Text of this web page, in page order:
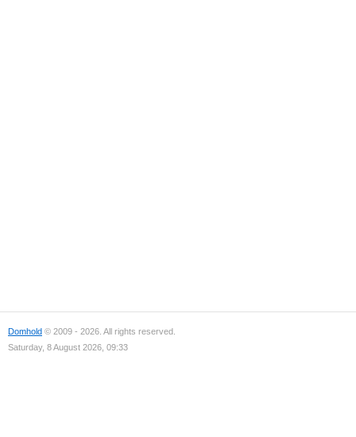
Domhold © 2009 - 2026. All rights reserved.
Saturday, 8 August 2026, 09:33